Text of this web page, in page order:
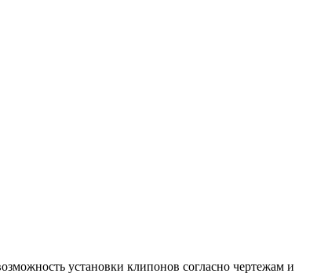
установки клипонов согласно чертежам и